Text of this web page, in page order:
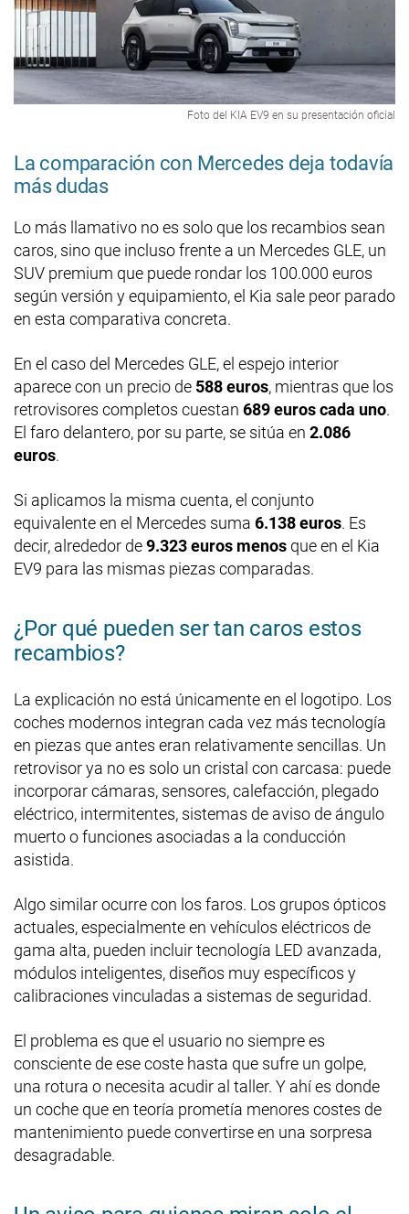
Foto del KIA EV9 en su presentación oficial
La comparación con Mercedes deja todavía
más dudas
Lo más llamativo no es solo que los recambios sean
caros, sino que incluso frente a un Mercedes GLE, un
SUV premium que puede rondar los 100.000 euros
según versión y equipamiento, el Kia sale peor parado
en esta comparativa concreta.
En el caso del Mercedes GLE, el espejo interior
aparece con un precio de 588 euros, mientras que los
retrovisores completos cuestan 689 euros cada uno.
El faro delantero, por su parte, se sitúa en 2.086
euros.
Si aplicamos la misma cuenta, el conjunto
equivalente en el Mercedes suma 6.138 euros. Es
decir, alrededor de9.323 euros menos que en el Kia
EV9 para las mismas piezas comparadas.
¿Por qué pueden ser tan caros estos
recambios?
La explicación no está únicamente en el logotipo. Los
coches modernos integran cada vez más tecnología
en piezas que antes eran relativamente sencillas. Un
retrovisor ya no es solo un cristal con carcasa: puede
incorporar cámaras, sensores, calefacción, plegado
eléctrico, intermitentes, sistemas de aviso de ángulo
muerto o funciones asociadas a la conducción
asistida.
Algo similar ocurre con los faros. Los grupos ópticos
actuales, especialmente en vehículos eléctricos de
gama alta, pueden incluir tecnología LED avanzada,
módulos inteligentes, diseños muy específicos y
calibraciones vinculadas a sistemas de seguridad.
El problema es que el usuario no siempre es
consciente de ese coste hasta que sufre un golpe,
una rotura o necesita acudir al taller. Y ahí es donde
un coche que en teoría prometía menores costes de
mantenimiento puede convertirse en una sorpresa
desagradable.